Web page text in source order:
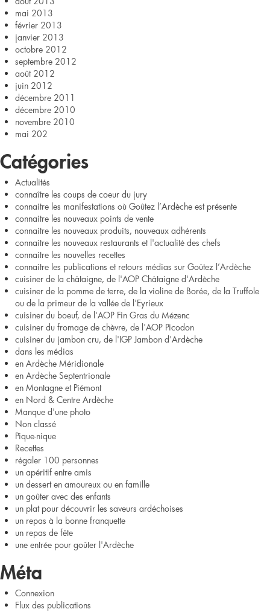
mai 2013
février 2013
janvier 2013
octobre 2012
septembre 2012
août 2012
juin 2012
décembre 2011
décembre 2010
novembre 2010
mai 202
Catégories
Actualités
connaître les coups de coeur du jury
connaitre les manifestations où Goûtez l’Ardèche est présente
connaitre les nouveaux points de vente
connaitre les nouveaux produits, nouveaux adhérents
connaitre les nouveaux restaurants et l'actualité des chefs
connaitre les nouvelles recettes
connaitre les publications et retours médias sur Goûtez l’Ardèche
cuisiner de la châtaigne, de l'AOP Châtaigne d'Ardèche
cuisiner de la pomme de terre, de la violine de Borée, de la Truffole
ou de la primeur de la vallée de l'Eyrieux
cuisiner du boeuf, de l'AOP Fin Gras du Mézenc
cuisiner du fromage de chèvre, de l'AOP Picodon
cuisiner du jambon cru, de l'IGP Jambon d'Ardèche
dans les médias
en Ardèche Méridionale
en Ardèche Septentrionale
en Montagne et Piémont
en Nord & Centre Ardèche
Manque d'une photo
Non classé
Pique-nique
Recettes
régaler 100 personnes
un apéritif entre amis
un dessert en amoureux ou en famille
un goûter avec des enfants
un plat pour découvrir les saveurs ardéchoises
un repas à la bonne franquette
un repas de fête
une entrée pour goûter l'Ardèche
Méta
Connexion
Flux des publications